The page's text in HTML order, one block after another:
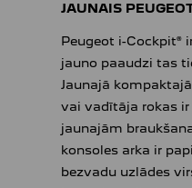
JAUNAIS
Peugeot i-Cockpit®
jauno paaudzi tas
Jaunajā
vai vadītāja rokas ir
jaunajām
konsoles arka ir
bezvadu uzlādes